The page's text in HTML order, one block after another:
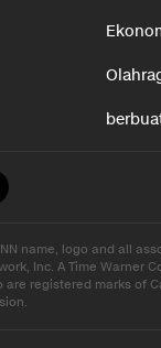
name, logo and all
Inc. A Time Warner
are registered marks of